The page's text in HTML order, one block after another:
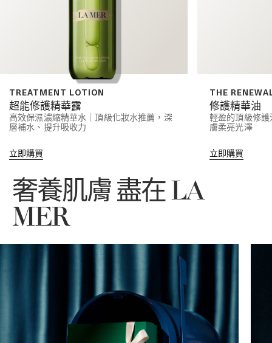
TREATMENT LOTION
超能修護精華露
高效保濕濃縮精華水｜頂級化妝水推薦，深
層補水、提升吸收力
立即購買
THE
修護精華油
輕盈的頂級修
膚柔亮光澤
立即購買
奢養肌膚 盡在 LA
MER